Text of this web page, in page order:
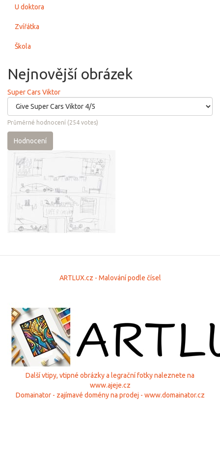
U doktora
Zvířátka
Škola
Nejnovější obrázek
Super Cars Viktor
Průměrné hodnocení (254 votes)
Hodnocení
ARTLUX.cz - Malování podle čísel
Další vtipy, vtipné obrázky a legrační fotky naleznete na
www.ajeje.cz
Domainator - zajímavé domény na prodej - www.domainator.cz